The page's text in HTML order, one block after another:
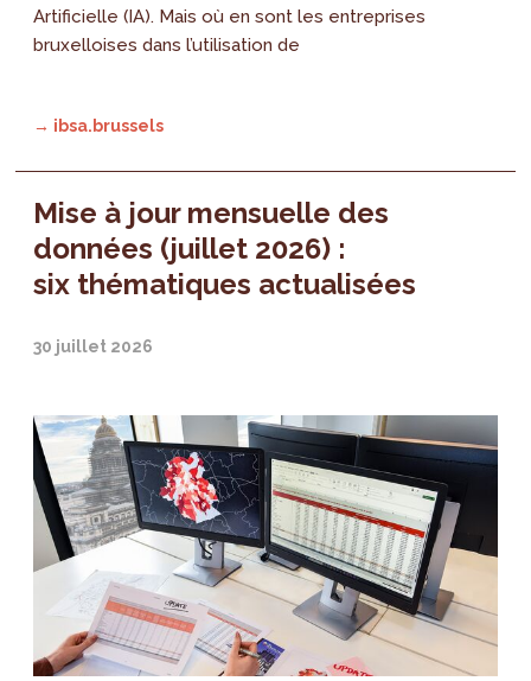
Artificielle (IA). Mais où en sont les entreprises
bruxelloises dans l’utilisation de
→ ibsa.brussels
Mise à jour mensuelle des
données (juillet 2026) :
six thématiques actualisées
30 juillet 2026